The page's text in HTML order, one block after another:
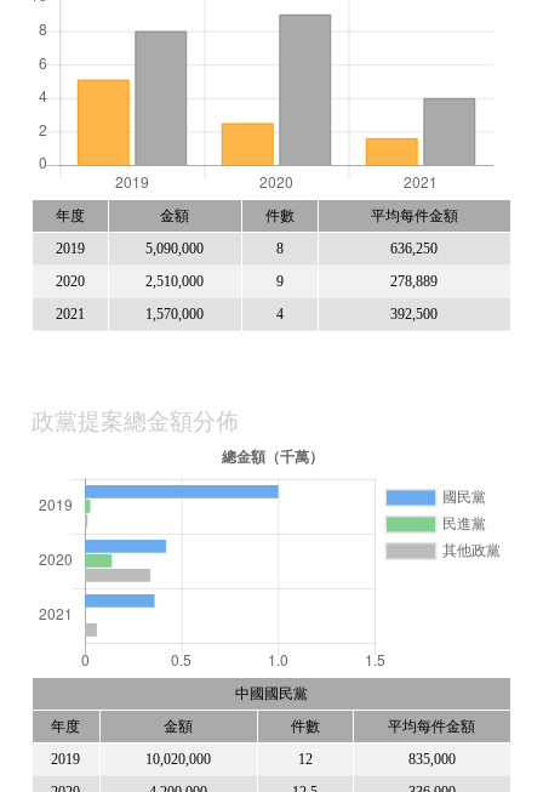
年度 金額 件數 平均每件金額
2019 5,090,000 8 636,250
2020 2,510,000 9 278,889
2021 1,570,000 4 392,500
政黨提案總金額分佈
中國國民黨
年度 金額 件數 平均每件金額
2019 10,020,000 12 835,000